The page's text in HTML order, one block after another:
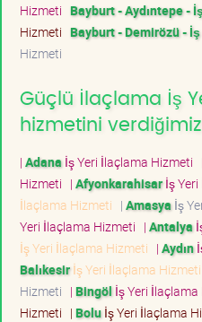
Hizmeti Bayburt - Aydıntepe -
Hizmeti Bayburt - Demirözü -
Hizmeti
Güçlü İlaçlama İş
hizmetini
| Adana İş Yeri İlaçlama Hizmeti
Hizmeti | Afyonkarahisarİş Yeri
İlaçlama Hizmeti | Amasya İş
Yeri İlaçlama Hizmeti | Antalya
İş Yeri İlaçlama Hizmeti | Aydın
Balıkesirİş Yeri İlaçlama Hizmeti
Hizmeti | Bingöl İş Yeri
Hizmeti | Boluİş Yeri İlaçlama